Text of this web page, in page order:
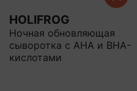
HOLIFROG
Ночная обновляющая
сыворотка с AHA и BHA-
кислотами